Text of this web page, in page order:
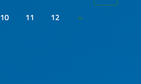
10 11 12 »